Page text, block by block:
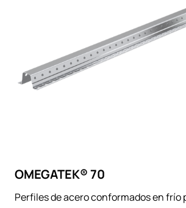
OMEGATEK® 70
Perfiles de acero conformados en frío